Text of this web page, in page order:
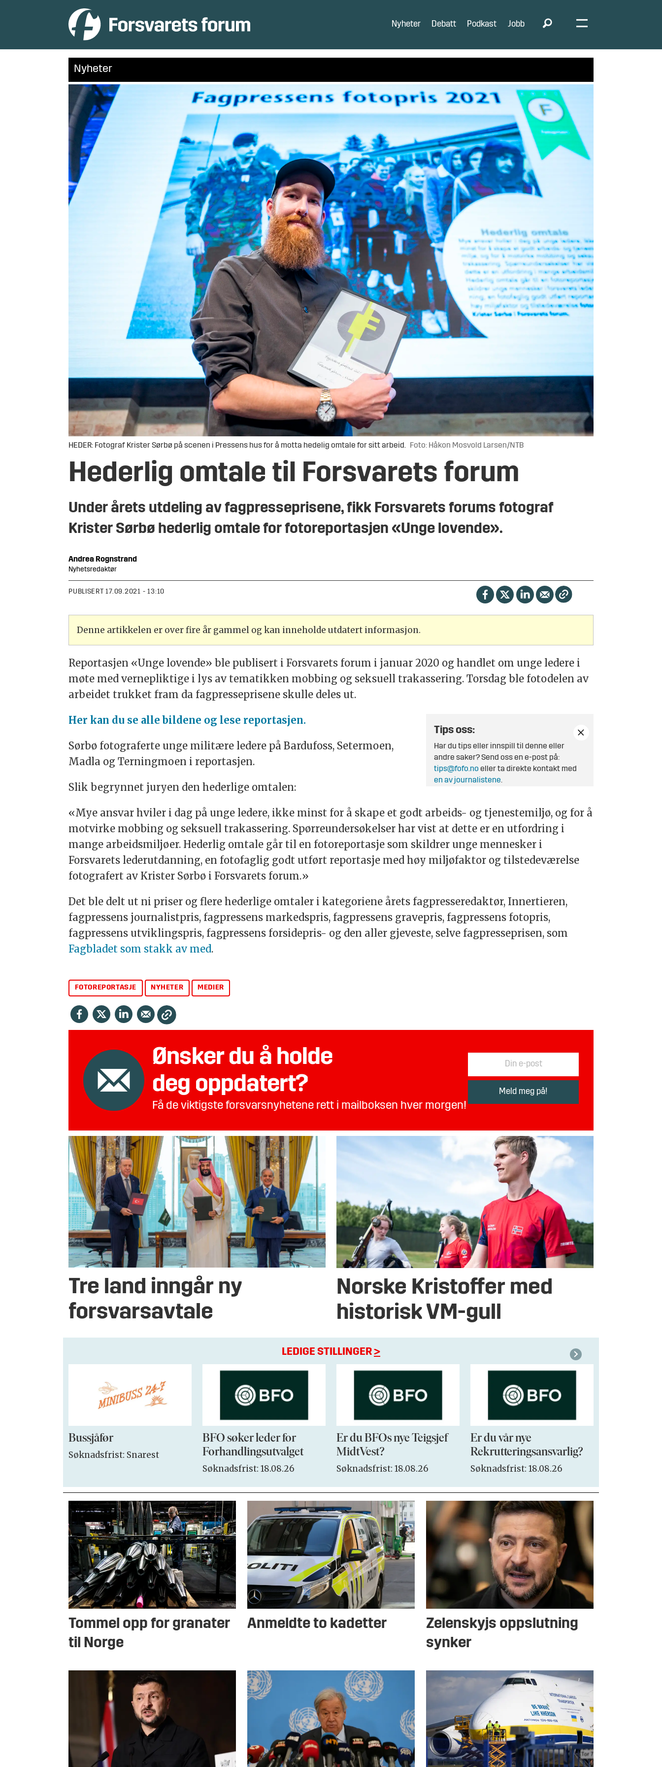
Nyheter Debatt Podkast Jobb
Nyheter
HEDER: Fotograf Krister Sørbø på scenen i Pressens hus for å motta hedelig omtale for sitt arbeid. Foto: Håkon Mosvold Larsen/NTB
Hederlig omtale til Forsvarets forum
Under årets utdeling av fagpresseprisene, fikk Forsvarets forums fotograf
Krister Sørbø hederlig omtale for fotoreportasjen «Unge lovende».
Andrea Rognstrand
Nyhetsredaktør
PUBLISERT 17.09.2021 - 13:10
Denne artikkelen er over fire år gammel og kan inneholde utdatert informasjon.
Reportasjen «Unge lovende» ble publisert i Forsvarets forum i januar 2020 og handlet om unge ledere i
møte med vernepliktige i lys av tematikken mobbing og seksuell trakassering. Torsdag ble fotodelen av
arbeidet trukket fram da fagpresseprisene skulle deles ut.
Tips oss:
Har du tips eller innspill til denne eller
andre saker? Send oss en e-post på:
tips@fofo.no eller ta direkte kontakt med
en av journalistene.
Her kan du se alle bildene og lese reportasjen.
Sørbø fotograferte unge militære ledere på Bardufoss, Setermoen,
Madla og Terningmoen i reportasjen.
Slik begrynnet juryen den hederlige omtalen:
«Mye ansvar hviler i dag på unge ledere, ikke minst for å skape et godt arbeids- og tjenestemiljø, og for å
motvirke mobbing og seksuell trakassering. Spørreundersøkelser har vist at dette er en utfordring i
mange arbeidsmiljøer. Hederlig omtale går til en fotoreportasje som skildrer unge mennesker i
Forsvarets lederutdanning, en fotofaglig godt utført reportasje med høy miljøfaktor og tilstedeværelse
fotografert av Krister Sørbø i Forsvarets forum.»
Det ble delt ut ni priser og flere hederlige omtaler i kategoriene årets fagpresseredaktør, Innertieren,
fagpressens journalistpris, fagpressens markedspris, fagpressens gravepris, fagpressens fotopris,
fagpressens utviklingspris, fagpressens forsidepris- og den aller gjeveste, selve fagpresseprisen, som
Fagbladet som stakk av med.
FOTOREPORTASJE NYHETER MEDIER
Ønsker du å holde
deg oppdatert?
Få de viktigste forsvarsnyhetene rett i mailboksen hver morgen!
Tre land inngår ny
forsvarsavtale
Norske Kristoffer med
historisk VM-gull
LEDIGE STILLINGER>
Bussjåfør
Søknadsfrist: Snarest
BFO søker leder for
Forhandlingsutvalget
Søknadsfrist: 18.08.26
Er du BFOs nye Teigsjef
MidtVest?
Søknadsfrist: 18.08.26
Er du vår nye
Rekrutteringsansvarlig?
Søknadsfrist: 18.08.26
Tommel opp for granater
til Norge
Anmeldte to kadetter
Zelenskyjs oppslutning
synker